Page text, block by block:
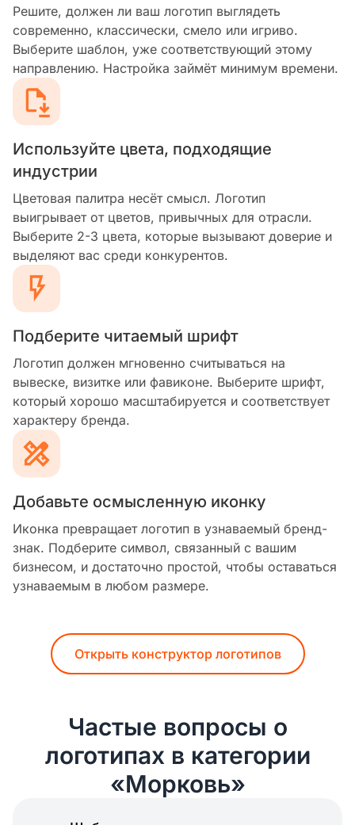
Решите, должен ли ваш логотип выглядеть
современно, классически, смело или игриво.
Выберите шаблон, уже соответствующий этому
направлению. Настройка займёт минимум времени.
Используйте цвета, подходящие
индустрии
Цветовая палитра несёт смысл. Логотип
выигрывает от цветов, привычных для отрасли.
Выберите 2-3 цвета, которые вызывают доверие и
выделяют вас среди конкурентов.
Подберите читаемый шрифт
Логотип должен мгновенно считываться на
вывеске, визитке или фавиконе. Выберите шрифт,
который хорошо масштабируется и соответствует
характеру бренда.
Добавьте осмысленную иконку
Иконка превращает логотип в узнаваемый бренд-
знак. Подберите символ, связанный с вашим
бизнесом, и достаточно простой, чтобы оставаться
узнаваемым в любом размере.
Открыть конструктор логотипов
Частые вопросы о
логотипах в категории
«Морковь»